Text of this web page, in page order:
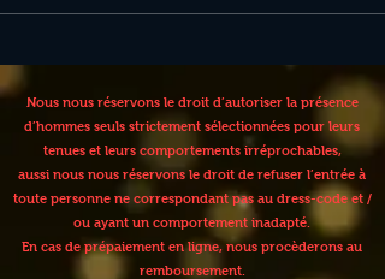
Nous nous réservons le droit d’autoriser la présence
d’hommes seuls strictement sélectionnées pour leurs
tenues et leurs comportements irréprochables,
aussi nous nous réservons le droit de refuser l’entrée à
toute personne ne correspondant pas au dress-code et /
ou ayant un comportement inadapté.
En cas de prépaiement en ligne, nous procèderons au
remboursement.